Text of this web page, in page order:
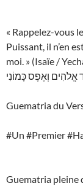
« Rappelez-vous
Puissant, il n’en
moi. » (Isaïe /
אֱלֹהִים וְאֶפֶס כָּמוֹנִי
Guematria du
#Un #Premier
Guematria pleine